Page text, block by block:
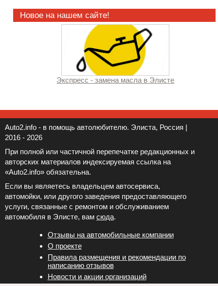
Новое на нашем сайте!
Экспресс - замена масла в Элисте
Auto2.info - в помощь автолюбителю. Элиста, Россия |
2016 - 2026
При полной или частичной перепечатке редакционных и
авторских материалов индексируемая ссылка на
«Auto2.info» обязательна.
Если вы являетесь владельцем автосервиса,
автомойки, или другого заведения предоставляющего
услуги, связанные с ремонтом и обслуживанием
автомобиля в Элисте, вам сюда.
Отзывы на автомобильные компании
Новости и акции организаций